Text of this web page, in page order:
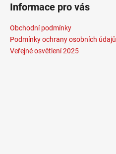
Informace pro vás
Obchodní podmínky
Podmínky ochrany osobních údajů
Veřejné osvětlení 2025